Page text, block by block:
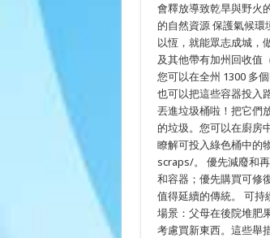
會釋放導致乾旱與野火
的自然資源 保護氣候
以恆，就能眾志成城，
及其他帶有加州回收值
您可以在全州 1300 多
也可以把這些容器投入
丟進垃圾桶啦！把它們
的垃圾。您可以在廚房
瞭解可投入綠色桶中的
scraps/。 優先減廢和
和容器；優先購買可修
值得延續的傳統。 可
場景：父母在後院堆肥
考慮買新東西。這些舉